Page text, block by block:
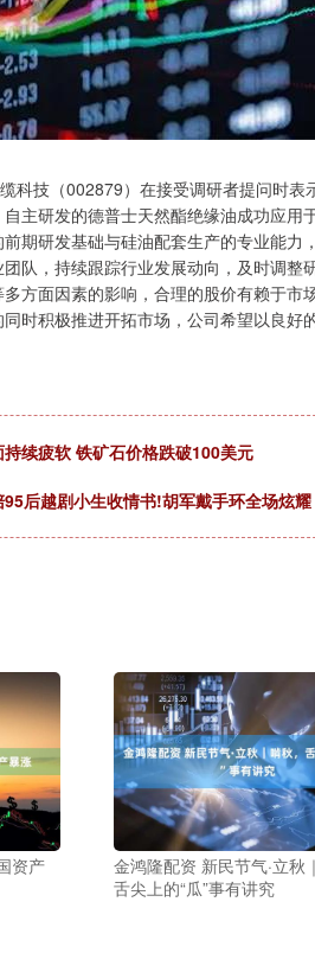
技（002879）在接受调研者提问时表
主研发的德普士天然酯绝缘油成功应
期研发基础与硅油配套生产的专业能
队，持续跟踪行业发展动向，及时调整
方面因素的影响，合理的股价有赖于
时积极推进开拓市场，公司希望以良好
续疲软 铁矿石价格跌破100美元
后越剧小生收情书!胡军戴手环全场炫
资产
金鸿隆配资 新民节气·立秋
舌尖上的“瓜”事有讲究